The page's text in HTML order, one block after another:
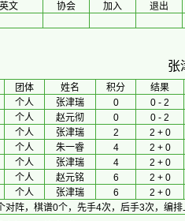
英文 协会 加入 退出
张
团体 姓名 积分
结果
个人 张津瑞 0
0 - 2
个人 赵元彻 0
0 - 2
个人 张津瑞 2
2 + 0
个人 朱一睿 4
2 + 0
个人 张津瑞 4
2 + 0
个人 赵元铭 6
2 + 0
个人 张津瑞 6
2 + 0
对阵，棋谱0个，先手4次，后手3次，编